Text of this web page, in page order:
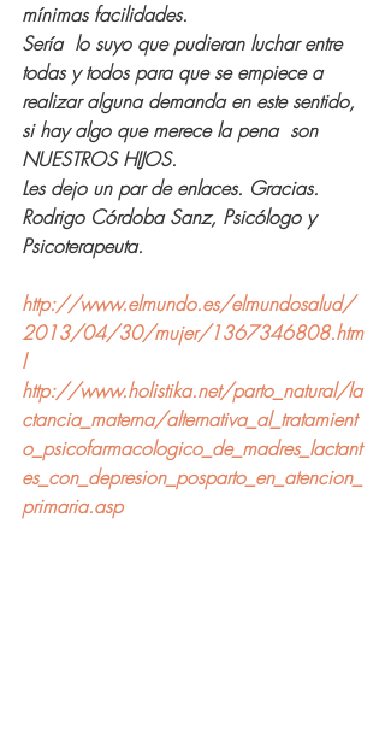
mínimas facilidades.
Sería  lo suyo que pudieran luchar entre
todas y todos para que se empiece a
realizar alguna demanda en este sentido,
si hay algo que merece la pena  son
NUESTROS HIJOS.
Les dejo un par de enlaces. Gracias.
Rodrigo Córdoba Sanz, Psicólogo y
Psicoterapeuta.
http://www.elmundo.es/elmundosalud/
2013/04/30/mujer/1367346808.htm
l
http://www.holistika.net/parto_natural/la
ctancia_materna/alternativa_al_tratamient
o_psicofarmacologico_de_madres_lactant
es_con_depresion_posparto_en_atencion_
primaria.asp